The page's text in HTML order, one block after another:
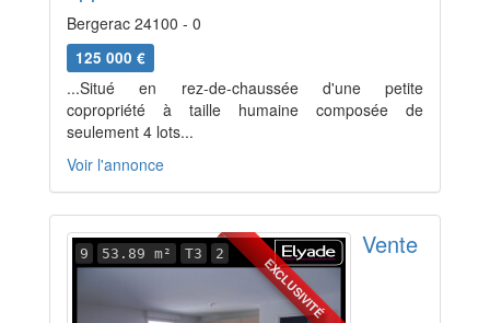
Bergerac 24100 - 0
125 000 €
...Situé en rez-de-chaussée d'une petite
copropriété à taille humaine composée de
seulement 4 lots...
Voir l'annonce
EXCLUSIVITÉ
9 53.89 m² T3 2 Vente